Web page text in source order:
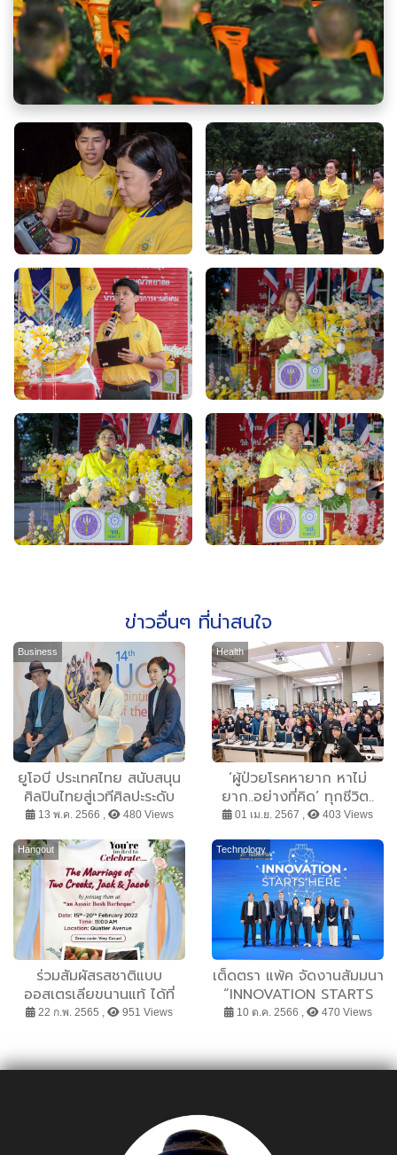
ข่าวอื่นๆ ที่น่าสนใจ
Business
ยูโอบี ประเทศไทย สนับสนุน
ศิลปินไทยสู่เวทีศิลปะระดับ
ภูมิภาค ผ่านการประกวด
จิตรกรรมยูโอบี ครั้งที่ 14
13 พ.ค. 2566 , 480 Views
Health
‘ผู้ป่วยโรคหายาก หาไม่
ยาก..อย่างที่คิด’ ทุกชีวิต..
รวมพลังเดินหน้า เพื่อเข้าถึง
การวินิจฉัยและรักษาอย่าง
เท่าเทียมและยั่งยืน
01 เม.ย. 2567 , 403 Views
Hangout
ร่วมสัมผัสรสชาติแบบ
ออสเตรเลียขนานแท้ ได้ที่
“Aussie Bush Barbeque”
22 ก.พ. 2565 , 951 Views
Technology
เต็ดตรา แพ้ค จัดงานสัมมนา
“INNOVATION STARTS
HERE” เปิดโลกนวัตกรรม สู่
10 ต.ค. 2566 , 470 Views